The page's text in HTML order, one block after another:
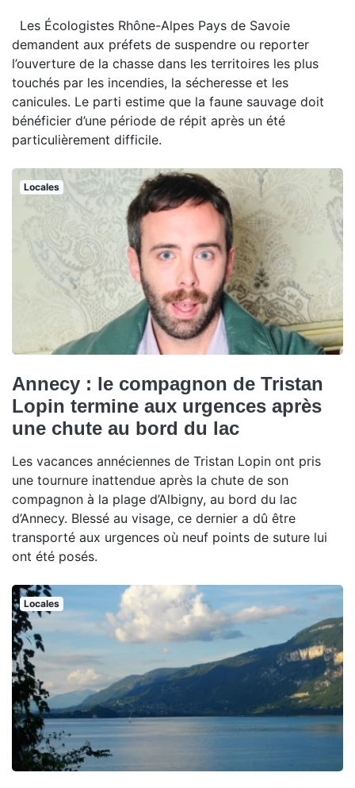
Les Écologistes Rhône-Alpes Pays de Savoie
demandent aux préfets de suspendre ou reporter
l’ouverture de la chasse dans les territoires les plus
touchés par les incendies, la sécheresse et les
canicules. Le parti estime que la faune sauvage doit
bénéficier d’une période de répit après un été
particulièrement difficile.
Locales
Annecy : le compagnon de Tristan
Lopin termine aux urgences après
une chute au bord du lac
Les vacances annéciennes de Tristan Lopin ont pris
une tournure inattendue après la chute de son
compagnon à la plage d’Albigny, au bord du lac
d’Annecy. Blessé au visage, ce dernier a dû être
transporté aux urgences où neuf points de suture lui
ont été posés.
Locales